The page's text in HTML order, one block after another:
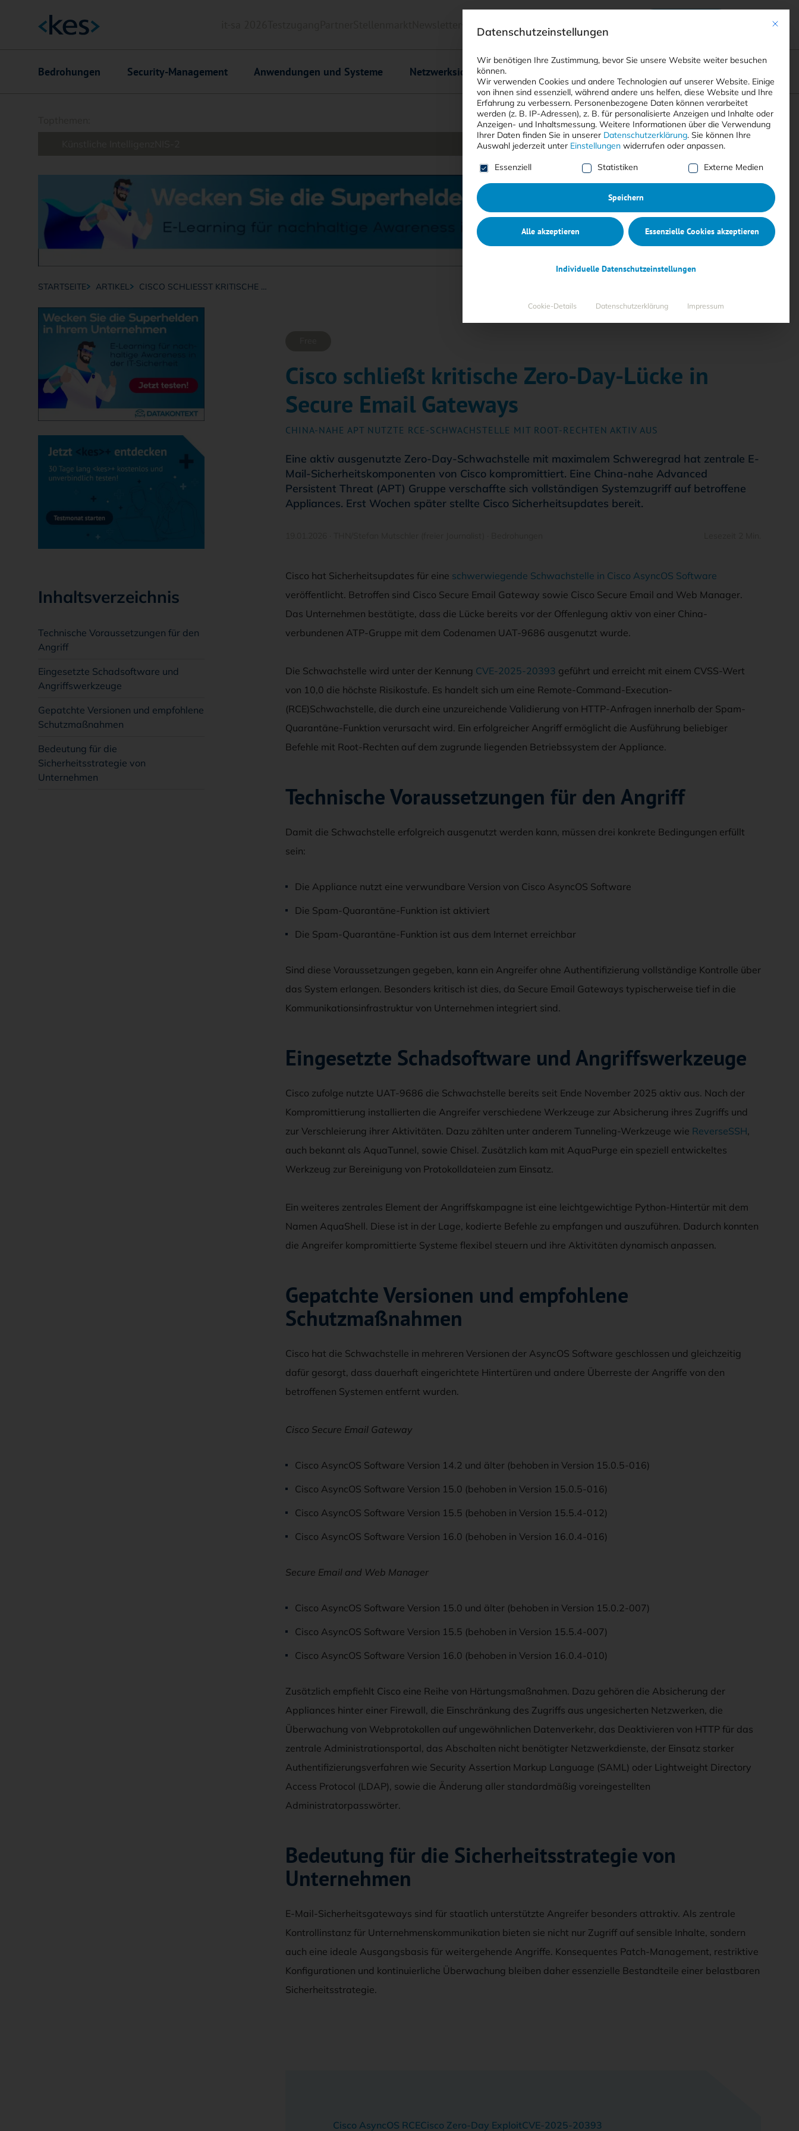
Suchen
<kes>+ Downloads
Hauptnavigation
Bedrohungen Security-Management Anwendungen und Systeme Netzwerksicherheit
Breadcrumb-Navigation
STARTSEITE ARTIKEL CISCO SCHLIESST KRITISCHE …
Inhaltsverzeichnis
Technische Voraussetzungen für den
Angriff
Eingesetzte Schadsoftware und
Angriffswerkzeuge
Gepatchte Versionen und empfohlene
Schutzmaßnahmen
Bedeutung für die
Sicherheitsstrategie von
Unternehmen
Cisco schließt kritische Zero-Day-Lücke in
Secure Email Gateways
CHINA-NAHE APT NUTZTE RCE-SCHWACHSTELLE MIT ROOT-RECHTEN AKTIV AUS
Eine aktiv ausgenutzte Zero-Day-Schwachstelle mit maximalem Schweregrad hat zentrale E-
Mail-Sicherheitskomponenten von Cisco kompromittiert. Eine China-nahe Advanced
Persistent Threat (APT) Gruppe verschaffte sich vollständigen Systemzugriff auf betroffene
Appliances. Erst Wochen später stellte Cisco Sicherheitsupdates bereit.
Cisco hat Sicherheitsupdates für eine schwerwiegende Schwachstelle in Cisco AsyncOS Software
veröffentlicht. Betroffen sind Cisco Secure Email Gateway sowie Cisco Secure Email and Web Manager.
Das Unternehmen bestätigte, dass die Lücke bereits vor der Offenlegung aktiv von einer China-
verbundenen ATP-Gruppe mit dem Codenamen UAT-9686 ausgenutzt wurde.
Die Schwachstelle wird unter der Kennung CVE-2025-20393 geführt und erreicht mit einem CVSS-Wert
von 10,0 die höchste Risikostufe. Es handelt sich um eine Remote-Command-Execution-
(RCE)Schwachstelle, die durch eine unzureichende Validierung von HTTP-Anfragen innerhalb der Spam-
Quarantäne-Funktion verursacht wird. Ein erfolgreicher Angriff ermöglicht die Ausführung beliebiger
Befehle mit Root-Rechten auf dem zugrunde liegenden Betriebssystem der Appliance.
Technische Voraussetzungen für den Angriff
Damit die Schwachstelle erfolgreich ausgenutzt werden kann, müssen drei konkrete Bedingungen erfüllt
sein:
Die Appliance nutzt eine verwundbare Version von Cisco AsyncOS Software
Die Spam-Quarantäne-Funktion ist aktiviert
Die Spam-Quarantäne-Funktion ist aus dem Internet erreichbar
Sind diese Voraussetzungen gegeben, kann ein Angreifer ohne Authentifizierung vollständige Kontrolle über
das System erlangen. Besonders kritisch ist dies, da Secure Email Gateways typischerweise tief in die
Kommunikationsinfrastruktur von Unternehmen integriert sind.
Eingesetzte Schadsoftware und Angriffswerkzeuge
Cisco zufolge nutzte UAT-9686 die Schwachstelle bereits seit Ende November 2025 aktiv aus. Nach der
Kompromittierung installierten die Angreifer verschiedene Werkzeuge zur Absicherung ihres Zugriffs und
zur Verschleierung ihrer Aktivitäten. Dazu zählten unter anderem Tunneling-Werkzeuge wie ReverseSSH,
auch bekannt als AquaTunnel, sowie Chisel. Zusätzlich kam mit AquaPurge ein speziell entwickeltes
Werkzeug zur Bereinigung von Protokolldateien zum Einsatz.
Ein weiteres zentrales Element der Angriffskampagne ist eine leichtgewichtige Python-Hintertür mit dem
Namen AquaShell. Diese ist in der Lage, kodierte Befehle zu empfangen und auszuführen. Dadurch konnten
die Angreifer kompromittierte Systeme flexibel steuern und ihre Aktivitäten dynamisch anpassen.
Gepatchte Versionen und empfohlene
Schutzmaßnahmen
Cisco hat die Schwachstelle in mehreren Versionen der AsyncOS Software geschlossen und gleichzeitig
dafür gesorgt, dass dauerhaft eingerichtete Hintertüren und andere Überreste der Angriffe von den
betroffenen Systemen entfernt wurden.
Cisco Secure Email Gateway
Cisco AsyncOS Software Version 14.2 und älter (behoben in Version 15.0.5-016)
Cisco AsyncOS Software Version 15.0 (behoben in Version 15.0.5-016)
Cisco AsyncOS Software Version 15.5 (behoben in Version 15.5.4-012)
Cisco AsyncOS Software Version 16.0 (behoben in Version 16.0.4-016)
Secure Email and Web Manager
Cisco AsyncOS Software Version 15.0 und älter (behoben in Version 15.0.2-007)
Cisco AsyncOS Software Version 15.5 (behoben in Version 15.5.4-007)
Cisco AsyncOS Software Version 16.0 (behoben in Version 16.0.4-010)
Zusätzlich empfiehlt Cisco eine Reihe von Härtungsmaßnahmen. Dazu gehören die Absicherung der
Appliances hinter einer Firewall, die Einschränkung des Zugriffs aus ungesicherten Netzwerken, die
Überwachung von Webprotokollen auf ungewöhnlichen Datenverkehr, das Deaktivieren von HTTP für das
zentrale Administrationsportal, das Abschalten nicht benötigter Netzwerkdienste, der Einsatz starker
Authentifizierungsverfahren wie Security Assertion Markup Language (SAML) oder Lightweight Directory
Access Protocol (LDAP), sowie die Änderung aller standardmäßig voreingestellten
Administratorpasswörter.
Bedeutung für die Sicherheitsstrategie von
Unternehmen
E-Mail-Sicherheitsgateways sind für staatlich unterstützte Angreifer besonders attraktiv. Als zentrale
Kontrollinstanz für Unternehmenskommunikation bieten sie nicht nur Zugriff auf sensible Inhalte, sondern
auch eine ideale Ausgangsbasis für weitergehende Angriffe. Konsequentes Patch-Management, restriktive
Konfigurationen und kontinuierliche Überwachung bleiben daher essenzielle Bestandteile einer belastbaren
Sicherheitsstrategie.
Cisco AsyncOS RCECisco Zero-Day ExploitCVE-2025-20393
Mit
Datenschutzeinstellungen
Wir benötigen Ihre Zustimmung, bevor Sie unsere Website weiter besuchen
können.
Wir verwenden Cookies und andere Technologien auf unserer Website. Einige
von ihnen sind essenziell, während andere uns helfen, diese Website und Ihre
Erfahrung zu verbessern. Personenbezogene Daten können verarbeitet
werden (z. B. IP-Adressen), z. B. für personalisierte Anzeigen und Inhalte oder
Anzeigen- und Inhaltsmessung. Weitere Informationen über die Verwendung
Ihrer Daten finden Sie in unserer Datenschutzerklärung. Sie können Ihre
Auswahl jederzeit unter Einstellungen widerrufen oder anpassen.
Es folgt eine Liste der Service-Gruppen, für die eine Einwilligung
Essenziell Statistiken Externe Medien
Speichern
Alle akzeptieren Essenzielle Cookies akzeptieren
Individuelle Datenschutzeinstellungen
Cookie-Details Datenschutzerklärung Impressum